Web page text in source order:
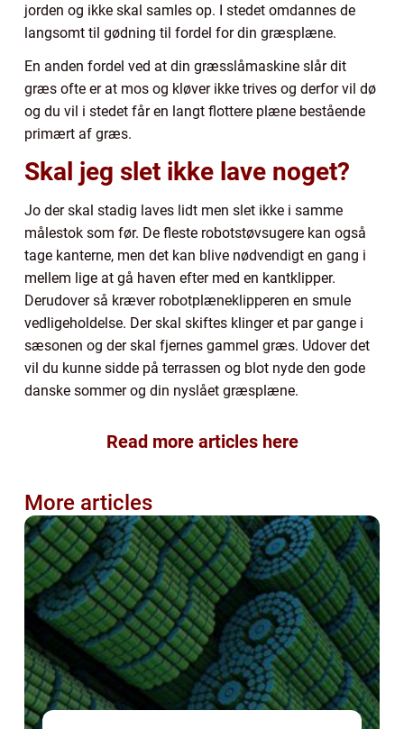
jorden og ikke skal samles op. I stedet omdannes de
langsomt til gødning til fordel for din græsplæne.
En anden fordel ved at din græsslåmaskine slår dit
græs ofte er at mos og kløver ikke trives og derfor vil dø
og du vil i stedet får en langt flottere plæne bestående
primært af græs.
Skal jeg slet ikke lave noget?
Jo der skal stadig laves lidt men slet ikke i samme
målestok som før. De fleste robotstøvsugere kan også
tage kanterne, men det kan blive nødvendigt en gang i
mellem lige at gå haven efter med en kantklipper.
Derudover så kræver robotplæneklipperen en smule
vedligeholdelse. Der skal skiftes klinger et par gange i
sæsonen og der skal fjernes gammel græs. Udover det
vil du kunne sidde på terrassen og blot nyde den gode
danske sommer og din nyslået græsplæne.
Read more articles here
More articles